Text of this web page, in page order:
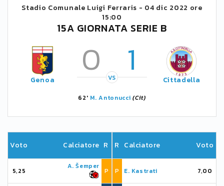
Stadio Comunale Luigi Ferraris - 04 dic 2022 ore
15:00
15A GIORNATA SERIE B
Genoa 0 1
VS Cittadella
62' M. Antonucci (Cit)
Voto Calciatore R
5,25
A. Šemper
P
R Calciatore Voto
P E. Kastrati 7,00